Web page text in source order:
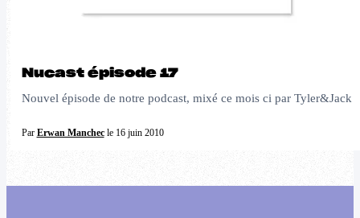
Nucast épisode 17
Nouvel épisode de notre podcast, mixé ce mois ci par Tyler&Jack
Par Erwan Manchecle 16 juin 2010